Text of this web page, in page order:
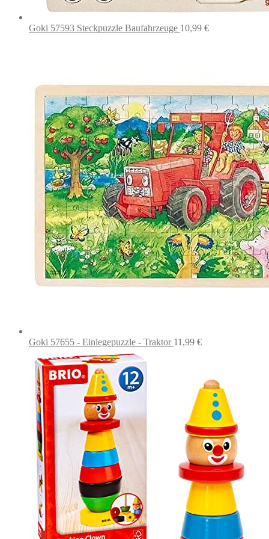
Goki 57593 Steckpuzzle Baufahrzeuge 10,99 €
Goki 57655 - Einlegepuzzle - Traktor 11,99 €